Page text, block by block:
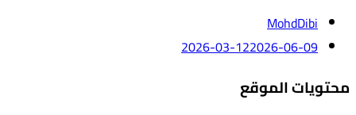
MohdDibi
2026-03-122026-06-09
محتويات الموقع